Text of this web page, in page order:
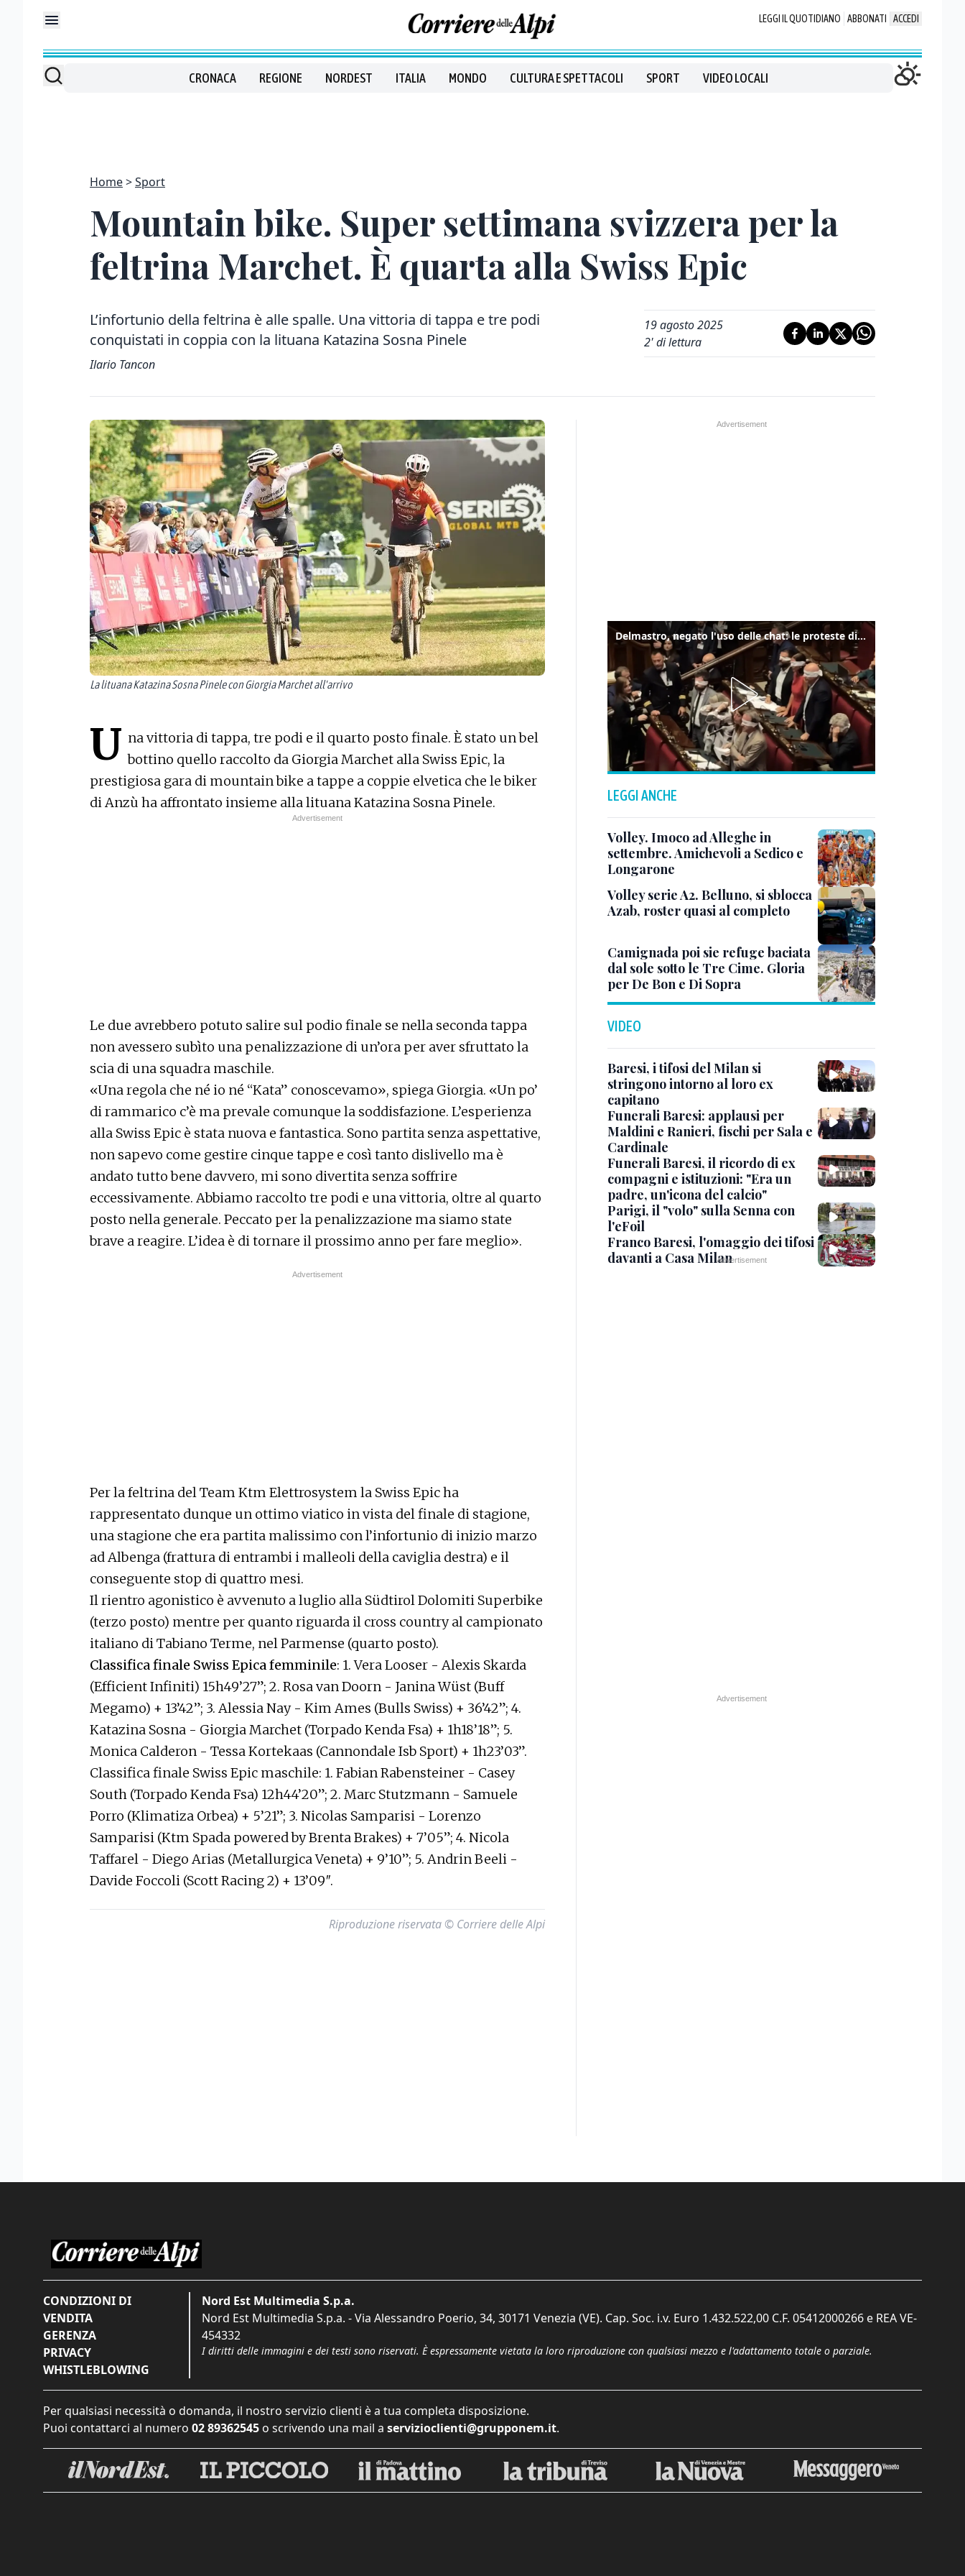
LEGGI IL QUOTIDIANO ABBONATI ACCEDI
CRONACA REGIONE NORDEST ITALIA MONDO CULTURA E SPETTACOLI SPORT VIDEO LOCALI
Home Sport
Mountain bike. Super settimana svizzera per la
feltrina Marchet. È quarta alla Swiss Epic
L’infortunio della feltrina è alle spalle. Una vittoria di tappa e tre podi
conquistati in coppia con la lituana Katazina Sosna Pinele
Ilario Tancon
19 agosto 2025
2' di lettura
La lituana Katazina Sosna Pinele con Giorgia Marchet all'arrivo
U na vittoria di tappa, tre podi e il quarto posto finale. È stato un bel
bottino quello raccolto da Giorgia Marchet alla Swiss Epic, la
prestigiosa gara di mountain bike a tappe a coppie elvetica che le biker
di Anzù ha affrontato insieme alla lituana Katazina Sosna Pinele.
Le due avrebbero potuto salire sul podio finale se nella seconda tappa
non avessero subìto una penalizzazione di un’ora per aver sfruttato la
scia di una squadra maschile.
«Una regola che né io né “Kata” conoscevamo», spiega Giorgia. «Un po’
di rammarico c’è ma prevale comunque la soddisfazione. L’esperienza
alla Swiss Epic è stata nuova e fantastica. Sono partita senza aspettative,
non sapevo come gestire cinque tappe e così tanto dislivello ma è
andato tutto bene davvero, mi sono divertita senza soffrire
eccessivamente. Abbiamo raccolto tre podi e una vittoria, oltre al quarto
posto nella generale. Peccato per la penalizzazione ma siamo state
brave a reagire. L’idea è di tornare il prossimo anno per fare meglio».
Per la feltrina del Team Ktm Elettrosystem la Swiss Epic ha
rappresentato dunque un ottimo viatico in vista del finale di stagione,
una stagione che era partita malissimo con l’infortunio di inizio marzo
ad Albenga (frattura di entrambi i malleoli della caviglia destra) e il
conseguente stop di quattro mesi.
Il rientro agonistico è avvenuto a luglio alla Südtirol Dolomiti Superbike
(terzo posto) mentre per quanto riguarda il cross country al campionato
italiano di Tabiano Terme, nel Parmense (quarto posto).
Classifica finale Swiss Epica femminile: 1. Vera Looser - Alexis Skarda
(Efficient Infiniti) 15h49’27”; 2. Rosa van Doorn - Janina Wüst (Buff
Megamo) + 13’42”; 3. Alessia Nay - Kim Ames (Bulls Swiss) + 36’42”; 4.
Katazina Sosna - Giorgia Marchet (Torpado Kenda Fsa) + 1h18’18”; 5.
Monica Calderon - Tessa Kortekaas (Cannondale Isb Sport) + 1h23’03”.
Classifica finale Swiss Epic maschile: 1. Fabian Rabensteiner - Casey
South (Torpado Kenda Fsa) 12h44’20”; 2. Marc Stutzmann - Samuele
Porro (Klimatiza Orbea) + 5’21”; 3. Nicolas Samparisi - Lorenzo
Samparisi (Ktm Spada powered by Brenta Brakes) + 7’05”; 4. Nicola
Taffarel - Diego Arias (Metallurgica Veneta) + 9’10”; 5. Andrin Beeli -
Davide Foccoli (Scott Racing 2) + 13’09″.
Riproduzione riservata © Corriere delle Alpi
Delmastro, negato l'uso delle chat: le proteste di Avs e M5s
LEGGI ANCHE
Volley. Imoco ad Alleghe in
settembre. Amichevoli a Sedico e
Longarone
Volley serie A2. Belluno, si sblocca
Azab, roster quasi al completo
Camignada poi sie refuge baciata
dal sole sotto le Tre Cime. Gloria
per De Bon e Di Sopra
VIDEO
Baresi, i tifosi del Milan si
stringono intorno al loro ex
capitano
Funerali Baresi: applausi per
Maldini e Ranieri, fischi per Sala e
Cardinale
Funerali Baresi, il ricordo di ex
compagni e istituzioni: "Era un
padre, un'icona del calcio"
Parigi, il "volo" sulla Senna con
l'eFoil
Franco Baresi, l'omaggio dei tifosi
davanti a Casa Milan
CONDIZIONI DI
VENDITA
GERENZA
PRIVACY
WHISTLEBLOWING
Nord Est Multimedia S.p.a.
Nord Est Multimedia S.p.a. - Via Alessandro Poerio, 34, 30171 Venezia (VE). Cap. Soc. i.v. Euro 1.432.522,00 C.F. 05412000266 e REA VE-
454332
I diritti delle immagini e dei testi sono riservati. È espressamente vietata la loro riproduzione con qualsiasi mezzo e l'adattamento totale o parziale.
Per qualsiasi necessità o domanda, il nostro servizio clienti è a tua completa disposizione.
Puoi contattarci al numero 02 89362545 o scrivendo una mail a servizioclienti@grupponem.it.